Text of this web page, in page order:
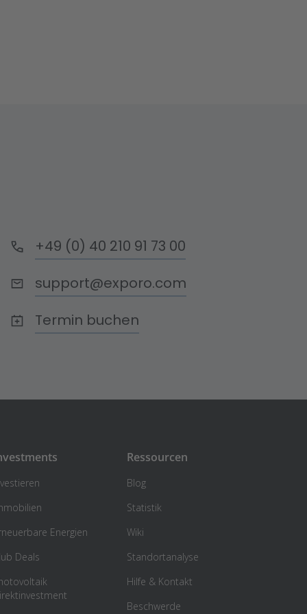
+49 (0) 40 210 91 73 00
support@exporo.com
Termin buchen
Energien
Deals
Ressourcen
Blog
Statistik
Wiki
Standortanalyse
Hilfe & Kontakt
Beschwerde